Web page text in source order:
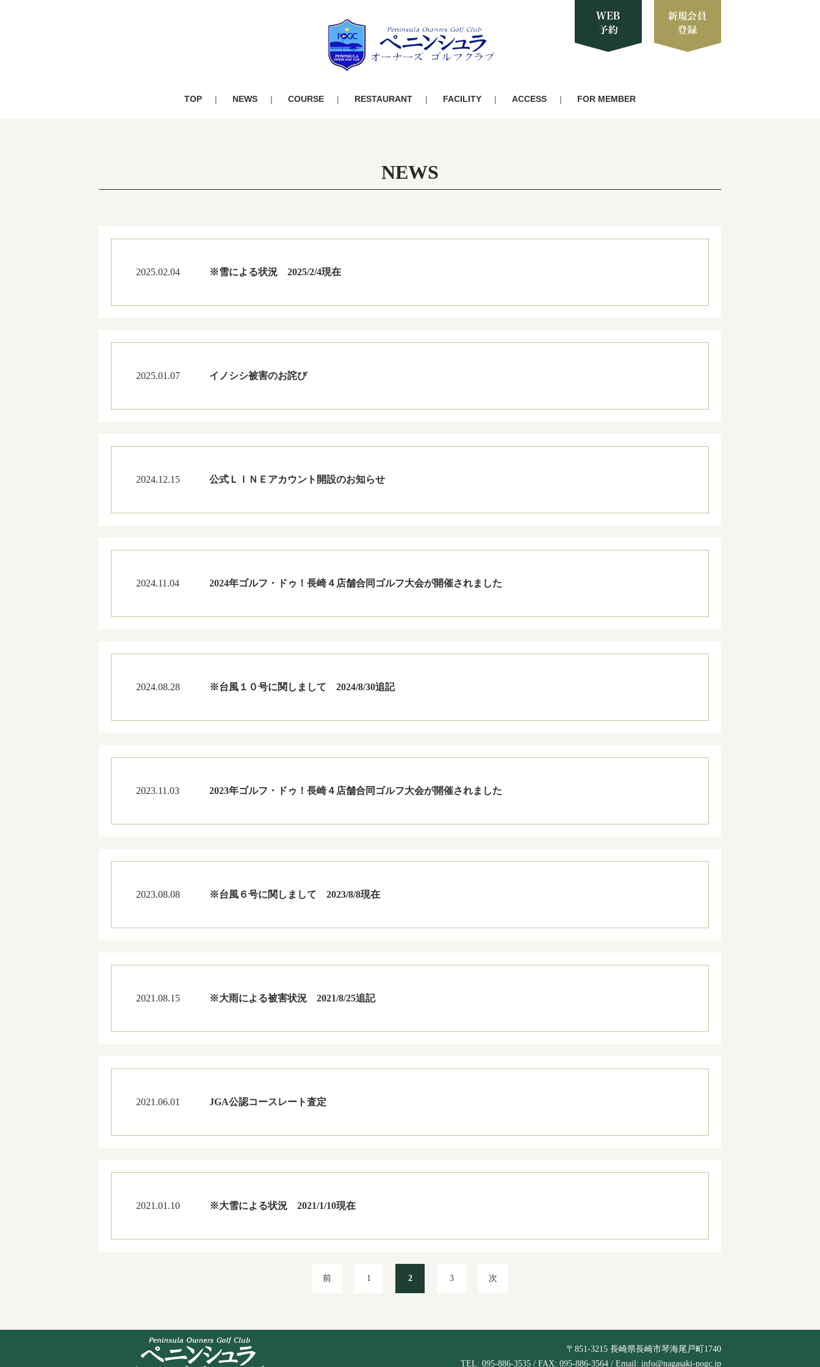
TOP NEWS COURSE RESTAURANT FACILITY ACCESS FOR MEMBER
NEWS
2025.02.04 ※雪による状況 2025/2/4現在
2025.01.07 イノシシ被害のお詫び
2024.12.15 公式ＬＩＮＥアカウント開設のお知らせ
2024.11.04 2024年ゴルフ・ドゥ！長崎４店舗合同ゴルフ大会が開催されました
2024.08.28 ※台風１０号に関しまして 2024/8/30追記
2023.11.03 2023年ゴルフ・ドゥ！長崎４店舗合同ゴルフ大会が開催されました
2023.08.08 ※台風６号に関しまして 2023/8/8現在
2021.08.15 ※大雨による被害状況 2021/8/25追記
2021.06.01 JGA公認コースレート査定
2021.01.10 ※大雪による状況 2021/1/10現在
前 1 2 3 次
〒851-3215 長崎県長崎市琴海尾戸町1740
TEL: 095-886-3535 / FAX: 095-886-3564 / Email: info@nagasaki-pogc.jp